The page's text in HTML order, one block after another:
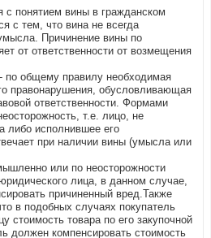
с понятием вины в гражданском
с тем, что вина не всегда
Причинение вины по
от ответственности от возмещения
по общему правилу необходимая
правонарушения, обусловливающая
ответственности. Формами
т.е. лицо, не
либо исполнившее его
при наличии вины (умысла или
или по неосторожности
лица, в данном случае,
причиненный вред.Также
в подобных случаях покупатель
стоимость товара по его закупочной
должен компенсировать стоимость